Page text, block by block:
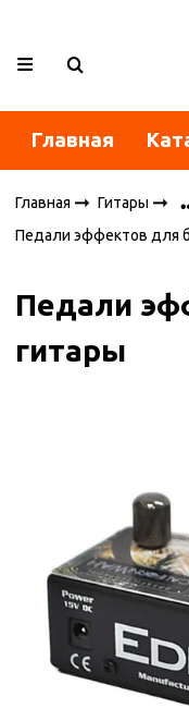
Главная
Главная
Гитары
Педали эффектов для
Педали
гитары